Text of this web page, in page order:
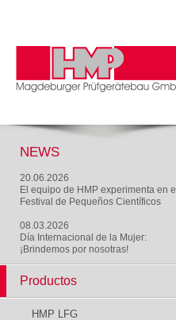
NEWS
20.06.2026
El equipo de HMP experimenta en el
Festival de Pequeños Científicos
08.03.2026
Día Internacional de la Mujer:
¡Brindemos por nosotras!
Productos
HMP LFG